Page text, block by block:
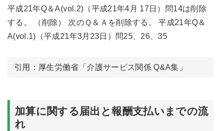
平成21年Q＆A(vol.2)（平成21年4月 17日）問14は削除
する。 （削除） 次のＱ＆Ａを削除する。 平成21年Q＆
A(vol.1)（平成21年3月23日）問25、26、35
引用：厚生労働省「介護サービス関係 Q&A集 」
加算に関する届出と報酬支払いまでの流
れ